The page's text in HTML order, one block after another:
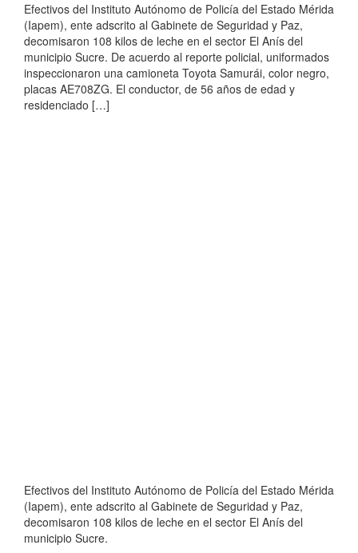
Efectivos del Instituto Autónomo de Policía del Estado Mérida
(Iapem), ente adscrito al Gabinete de Seguridad y Paz,
decomisaron 108 kilos de leche en el sector El Anís del
municipio Sucre. De acuerdo al reporte policial, uniformados
inspeccionaron una camioneta Toyota Samurái, color negro,
placas AE708ZG. El conductor, de 56 años de edad y
residenciado […]
Efectivos del Instituto Autónomo de Policía del Estado Mérida
(Iapem), ente adscrito al Gabinete de Seguridad y Paz,
decomisaron 108 kilos de leche en el sector El Anís del
municipio Sucre.